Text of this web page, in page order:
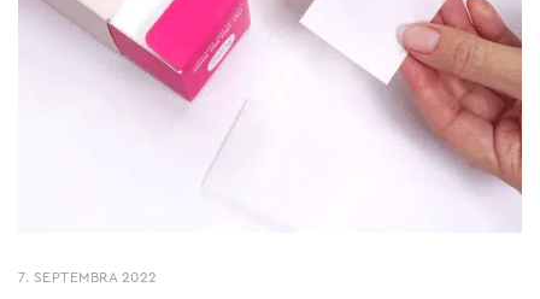
7. SEPTEMBRA 2022